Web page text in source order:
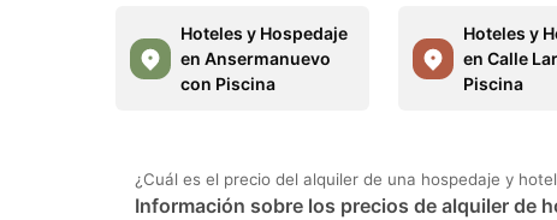
Hoteles y Hospedaje
en Ansermanuevo
con Piscina
Hoteles y
en Calle
Piscina
¿Cuál es el precio del alquiler de una hospedaje y
Información sobre los precios de alquiler de